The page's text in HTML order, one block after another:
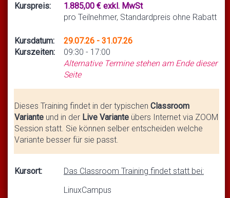
Kurspreis:
1.885,00 € exkl. MwSt
pro Teilnehmer, Standardpreis ohne Rabatt
Kursdatum:
Kurszeiten:
29.07.26 - 31.07.26
09:30 - 17:00
Alternative Termine stehen am Ende dieser
Seite
Dieses Training findet in der typischen Classroom
Variante und in der Live Variante übers Internet via ZOOM
Session statt. Sie können selber entscheiden welche
Variante besser für sie passt.
Kursort:
Das Classroom Training findet statt bei:
LinuxCampus